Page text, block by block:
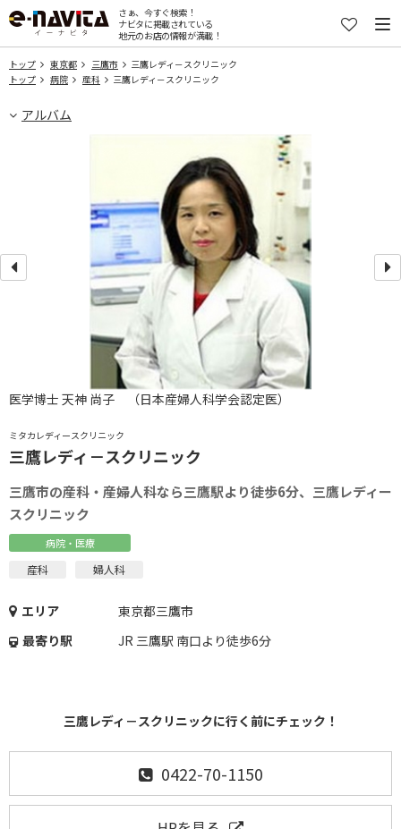
さぁ、今すぐ検索！
ナビタに掲載されている
地元のお店の情報が満載！
トップ 東京都 三鷹市
三鷹レディ－スクリニック
トップ
病院 産科 三鷹レディ－スクリニック
アルバム
ミタカレディースクリニック
三鷹レディ－スクリニック
三鷹市の産科・産婦人科なら三鷹駅より徒歩6分、三鷹レディー
スクリニック
病院・医療
産科 婦人科
エリア
東京都三鷹市
最寄り駅
JR 三鷹駅 南口より徒歩6分
三鷹レディ－スクリニックに行く前にチェック！
0422-70-1150
医学博士 天神 尚子 （日本産婦人科学会認定医）